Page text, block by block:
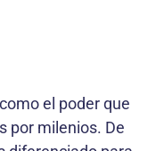
el poder que
por milenios. De